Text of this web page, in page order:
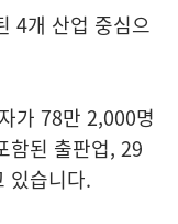
4개 산업 중심으
가 78만 2,000명
함된 출판업, 29
있습니다.